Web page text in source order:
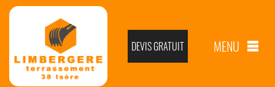
DEVIS GRATUIT MENU